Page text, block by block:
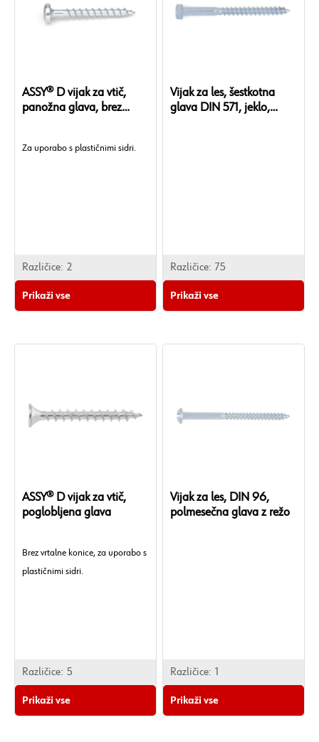
ASSY® D vijak za vtič,
panožna glava, brez
Za uporabo s plastičnimi sidri.
Različice: 2
Prikaži vse
Vijak za les, šestkotna
glava DIN 571, jeklo,
Različice: 75
Prikaži vse
ASSY® D vijak za vtič,
poglobljena glava
Brez vrtalne konice, za uporabo s
plastičnimi sidri.
Različice: 5
Prikaži vse
Vijak za les, DIN 96,
polmesečna glava z režo
Različice: 1
Prikaži vse